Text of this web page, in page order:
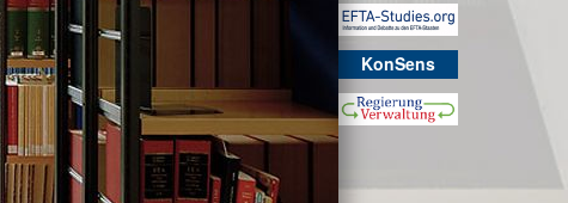
KonSens